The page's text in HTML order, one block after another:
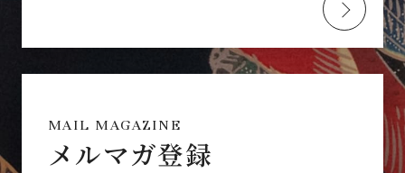
MAIL MAGAZINE
メルマガ登録